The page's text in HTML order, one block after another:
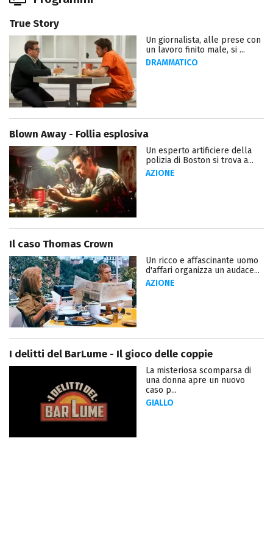
True Story
Un giornalista, alle prese con
un lavoro finito male, si ...
DRAMMATICO
Blown Away - Follia esplosiva
Un esperto artificiere della
polizia di Boston si trova a...
AZIONE
Il caso Thomas Crown
Un ricco e affascinante uomo
d'affari organizza un audace...
AZIONE
I delitti del BarLume - Il gioco delle coppie
La misteriosa scomparsa di
una donna apre un nuovo
caso p...
GIALLO